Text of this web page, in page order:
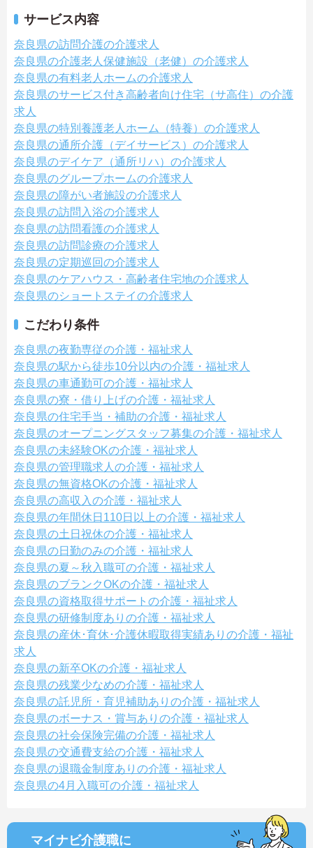
サービス内容
奈良県の訪問介護の介護求人
奈良県の介護老人保健施設（老健）の介護求人
奈良県の有料老人ホームの介護求人
奈良県のサービス付き高齢者向け住宅（サ高住）の介護
求人
奈良県の特別養護老人ホーム（特養）の介護求人
奈良県の通所介護（デイサービス）の介護求人
奈良県のデイケア（通所リハ）の介護求人
奈良県のグループホームの介護求人
奈良県の障がい者施設の介護求人
奈良県の訪問入浴の介護求人
奈良県の訪問看護の介護求人
奈良県の訪問診療の介護求人
奈良県の定期巡回の介護求人
奈良県のケアハウス・高齢者住宅地の介護求人
奈良県のショートステイの介護求人
こだわり条件
奈良県の夜勤専従の介護・福祉求人
奈良県の駅から徒歩10分以内の介護・福祉求人
奈良県の車通勤可の介護・福祉求人
奈良県の寮・借り上げの介護・福祉求人
奈良県の住宅手当・補助の介護・福祉求人
奈良県のオープニングスタッフ募集の介護・福祉求人
奈良県の未経験OKの介護・福祉求人
奈良県の管理職求人の介護・福祉求人
奈良県の無資格OKの介護・福祉求人
奈良県の高収入の介護・福祉求人
奈良県の年間休日110日以上の介護・福祉求人
奈良県の土日祝休の介護・福祉求人
奈良県の日勤のみの介護・福祉求人
奈良県の夏～秋入職可の介護・福祉求人
奈良県のブランクOKの介護・福祉求人
奈良県の資格取得サポートの介護・福祉求人
奈良県の研修制度ありの介護・福祉求人
奈良県の産休･育休･介護休暇取得実績ありの介護・福祉
求人
奈良県の新卒OKの介護・福祉求人
奈良県の残業少なめの介護・福祉求人
奈良県の託児所・育児補助ありの介護・福祉求人
奈良県のボーナス・賞与ありの介護・福祉求人
奈良県の社会保険完備の介護・福祉求人
奈良県の交通費支給の介護・福祉求人
奈良県の退職金制度ありの介護・福祉求人
奈良県の4月入職可の介護・福祉求人
マイナビ介護職に